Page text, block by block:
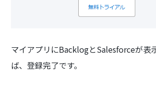
マイアプリにBacklogとSalesforceが表
ば、登録完了です。